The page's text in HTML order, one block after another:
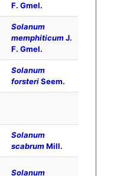
F. Gmel.
Solanum
memphiticumJ.
F. Gmel.
Solanum
forsteriSeem.
Solanum
scabrumMill.
Solanum